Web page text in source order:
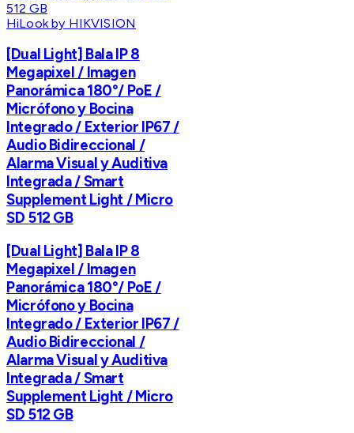
HiLook by HIKVISION
[Dual Light] Bala IP 8
Megapixel / Imagen
Panorámica 180°/ PoE /
Micrófono y Bocina
Integrado / Exterior IP67 /
Audio Bidireccional /
Alarma Visual y Auditiva
Integrada / Smart
Supplement Light / Micro
SD 512 GB
[Dual Light] Bala IP 8
Megapixel / Imagen
Panorámica 180°/ PoE /
Micrófono y Bocina
Integrado / Exterior IP67 /
Audio Bidireccional /
Alarma Visual y Auditiva
Integrada / Smart
Supplement Light / Micro
SD 512 GB